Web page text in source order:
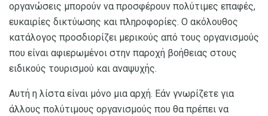
οργανώσεις μπορούν να προσφέρουν πολύτιμες επαφές,
ευκαιρίες δικτύωσης και πληροφορίες. Ο ακόλουθος
κατάλογος προσδιορίζει μερικούς από τους οργανισμούς
που είναι αφιερωμένοι στην παροχή βοήθειας στους
ειδικούς τουρισμού και αναψυχής.
Αυτή η λίστα είναι μόνο μια αρχή. Εάν γνωρίζετε για
άλλους πολύτιμους οργανισμούς που θα πρέπει να